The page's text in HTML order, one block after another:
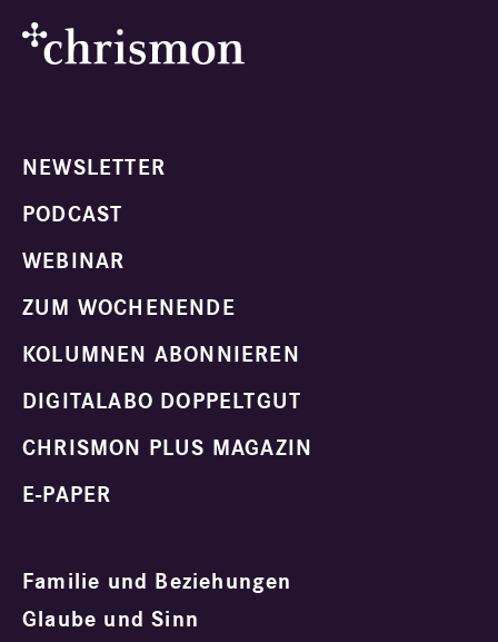
NEWSLETTER
PODCAST
WEBINAR
ZUM WOCHENENDE
KOLUMNEN ABONNIEREN
DIGITALABO DOPPELTGUT
CHRISMON PLUS MAGAZIN
E-PAPER
Familie und Beziehungen
Glaube und Sinn